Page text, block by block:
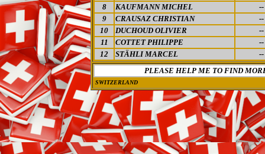
8
KAUFMANN MICHEL
--
9
CRAUSAZ CHRISTIAN
--
10
DUCHOUD OLIVIER
--
11
COTTET PHILIPPE
--
12
STÄHLI MARCEL
--
PLEASE HELP ME TO FIND
SWITZERLAND